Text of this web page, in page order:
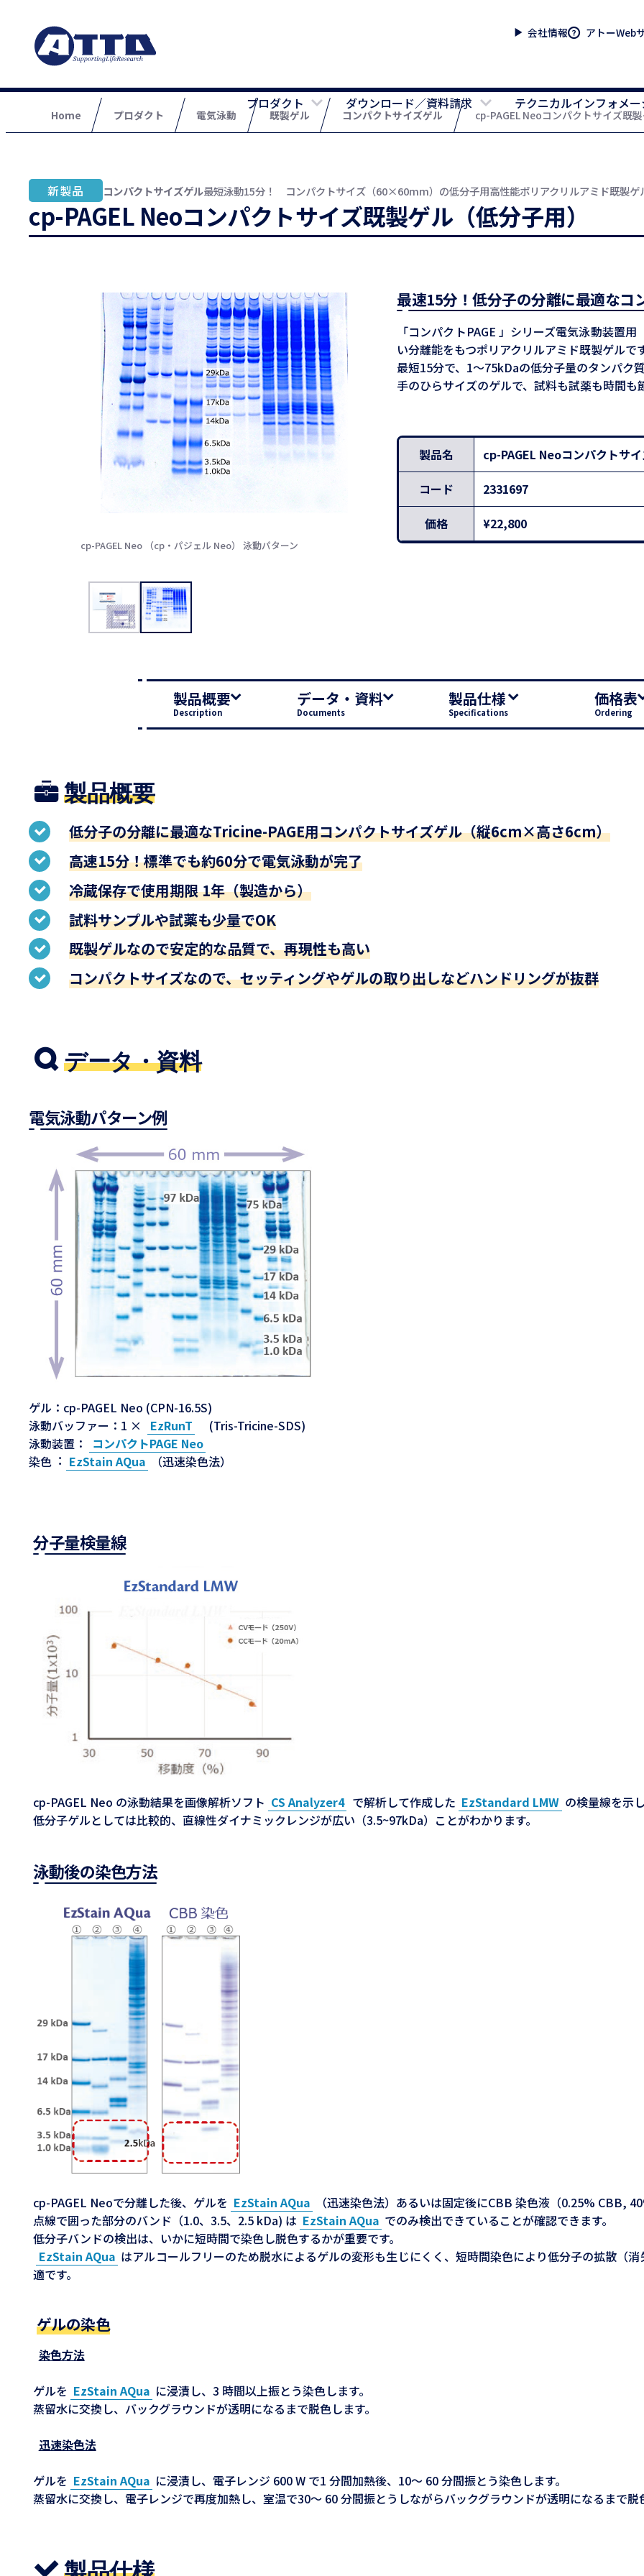
会社情報 アトーWeb
プロダクト ダウンロード／資料請求 テクニカルインフォメ
Home プロダクト 電気泳動 既製ゲル コンパクトサイズゲル cp-PAGEL Neoコンパクトサイズ既製
コンパクトサイズゲル最短泳動15分！ コンパクトサイズ（60×60mm）の低分子用高性能ポリアクリルアミド既製ゲ
cp-PAGEL Neoコンパクトサイズ既製ゲル（低分子用）
cp-PAGEL Neo （cp・パジェル Neo） 泳動パターン
最速15分！低分子の分離に最適なコ
「コンパクトPAGE 」シリーズ電気泳動装置
い分離能をもつポリアクリルアミド既製ゲルです
最短15分で、1～75kDaの低分子量のタンパク
手のひらサイズのゲルで、試料も試薬も時間も
製品名
cp-PAGEL Neoコンパクトサイ
コード
2331697
価格
¥22,800
製品概要
Description
データ・資料
Documents
製品仕様
Specifications
価格表
Ordering
製品概要
低分子の分離に最適なTricine-PAGE用コンパクトサイズゲル（縦6cm×高さ6cm）
高速15分！標準でも約60分で電気泳動が完了
冷蔵保存で使用期限 1年（製造から）
試料サンプルや試薬も少量でOK
既製ゲルなので安定的な品質で、再現性も高い
コンパクトサイズなので、セッティングやゲルの取り出しなどハンドリングが抜群
データ・資料
電気泳動パターン例
ゲル：cp-PAGEL Neo (CPN-16.5S)
泳動バッファー：1 ×
EzRunT
(Tris-Tricine-SDS)
泳動装置：
コンパクトPAGE Neo
染色︓ EzStain AQua （迅速染色法）
分子量検量線
cp-PAGEL Neo の泳動結果を画像解析ソフト CS Analyzer4 で解析して作成した EzStandard LMW の検量線を示
低分子ゲルとしては比較的、直線性ダイナミックレンジが広い（3.5~97kDa）ことがわかります。
泳動後の染色方法
cp-PAGEL Neoで分離した後、ゲルを EzStain AQua
（迅速染色法）あるいは固定後にCBB 染色液（0.25% CBB,
点線で囲った部分のバンド（1.0、3.5、2.5 kDa) は EzStain AQua でのみ検出できていることが確認できます。
低分子バンドの検出は、いかに短時間で染色し脱色するかが重要です。
EzStain AQua はアルコールフリーのため脱水によるゲルの変形も生じにくく、短時間染色により低分子の拡散（
適です。
ゲルの染色
染色方法
ゲルを EzStain AQua に浸漬し、3 時間以上振とう染色します。
蒸留水に交換し、バックグラウンドが透明になるまで脱色します。
迅速染色法
ゲルを EzStain AQua に浸漬し、電子レンジ 600 W で1 分間加熱後、10～ 60 分間振とう染色します。
蒸留水に交換し、電子レンジで再度加熱し、室温で30～ 60 分間振とうしながらバックグラウンドが透明になるまで脱
製品仕様